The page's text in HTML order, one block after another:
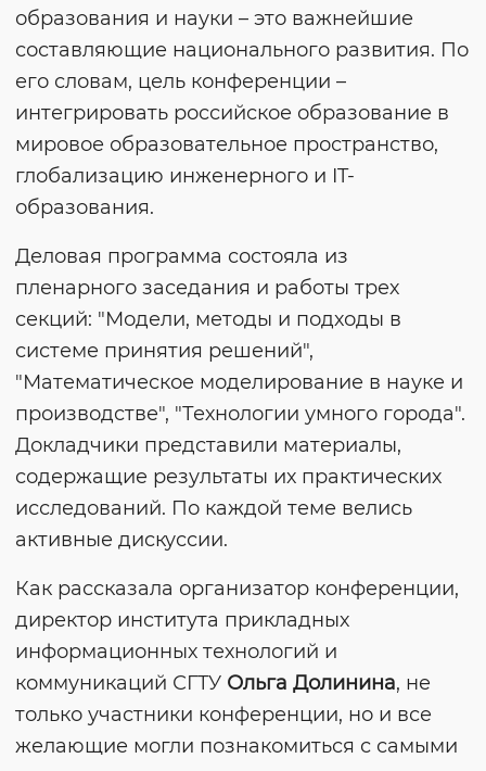
образования и науки – это важнейшие
составляющие национального развития. По
его словам, цель конференции –
интегрировать российское образование в
мировое образовательное пространство,
глобализацию инженерного и IT-
образования.
Деловая программа состояла из
пленарного заседания и работы трех
секций: "Модели, методы и подходы в
системе принятия решений",
"Математическое моделирование в науке и
производстве", "Технологии умного города".
Докладчики представили материалы,
содержащие результаты их практических
исследований. По каждой теме велись
активные дискуссии.
Как рассказала организатор конференции,
директор института прикладных
информационных технологий и
коммуникаций СГТУ Ольга Долинина, не
только участники конференции, но и все
желающие могли познакомиться с самыми